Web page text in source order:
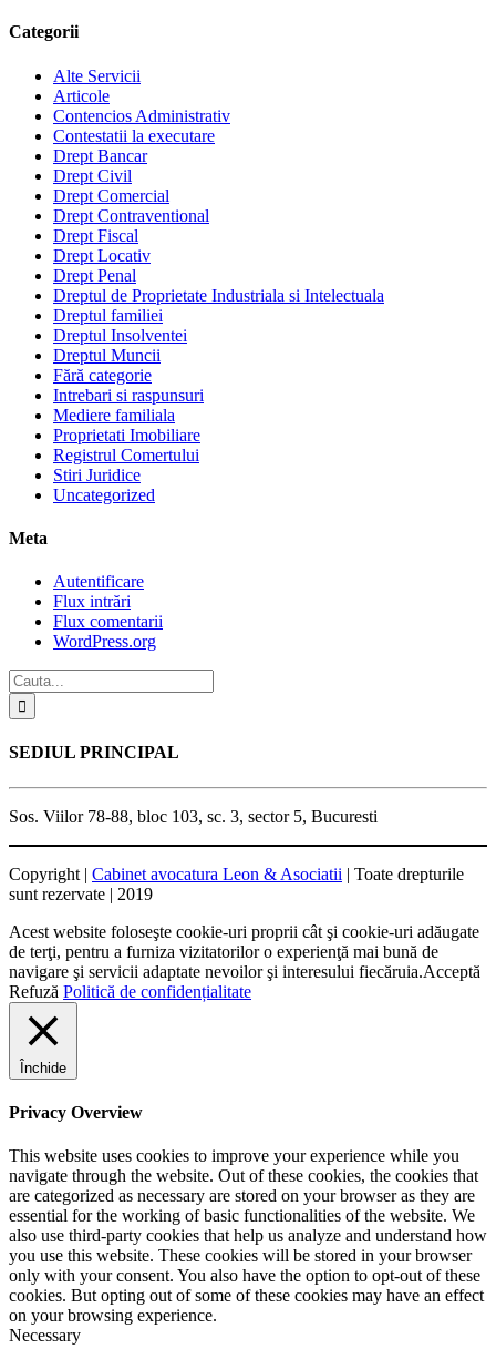
Categorii
Alte Servicii
Articole
Contencios Administrativ
Contestatii la executare
Drept Bancar
Drept Civil
Drept Comercial
Drept Contraventional
Drept Fiscal
Drept Locativ
Drept Penal
Dreptul de Proprietate Industriala si Intelectuala
Dreptul familiei
Dreptul Insolventei
Dreptul Muncii
Fără categorie
Intrebari si raspunsuri
Mediere familiala
Proprietati Imobiliare
Registrul Comertului
Stiri Juridice
Uncategorized
Meta
Autentificare
Flux intrări
Flux comentarii
WordPress.org
SEDIUL PRINCIPAL
Sos. Viilor 78-88, bloc 103, sc. 3, sector 5, Bucuresti
Copyright | Cabinet avocatura Leon & Asociatii | Toate drepturile
sunt rezervate | 2019
Acest website foloseşte cookie-uri proprii cât şi cookie-uri adăugate
de terţi, pentru a furniza vizitatorilor o experienţă mai bună de
navigare şi servicii adaptate nevoilor şi interesului fiecăruia.Acceptă
Refuză Politică de confidențialitate
Închide
Privacy Overview
This website uses cookies to improve your experience while you
navigate through the website. Out of these cookies, the cookies that
are categorized as necessary are stored on your browser as they are
essential for the working of basic functionalities of the website. We
also use third-party cookies that help us analyze and understand how
you use this website. These cookies will be stored in your browser
only with your consent. You also have the option to opt-out of these
cookies. But opting out of some of these cookies may have an effect
on your browsing experience.
Necessary